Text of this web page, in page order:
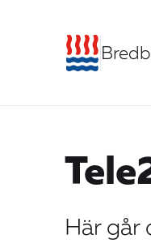
Här går